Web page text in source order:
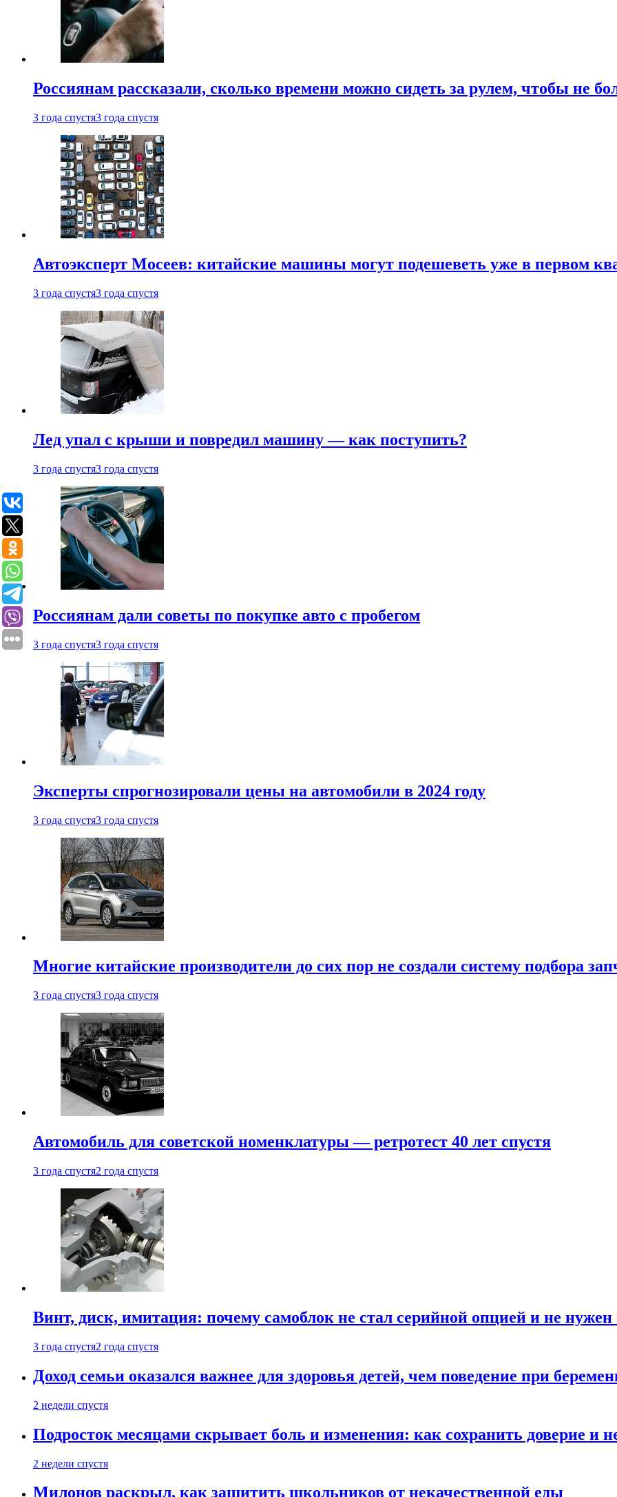
Россиянам рассказали, сколько времени можно сидеть за рулем, чтобы не
3 года спустя3 года спустя
Автоэксперт Мосеев: китайские машины могут подешеветь уже в первом
3 года спустя3 года спустя
Лед упал с крыши и повредил машину — как поступить?
3 года спустя3 года спустя
Россиянам дали советы по покупке авто с пробегом
3 года спустя3 года спустя
Эксперты спрогнозировали цены на автомобили в 2024 году
3 года спустя3 года спустя
Многие китайские производители до сих пор не создали систему подбора
3 года спустя3 года спустя
Автомобиль для советской номенклатуры — ретротест 40 лет спустя
3 года спустя2 года спустя
Винт, диск, имитация: почему самоблок не стал серийной опцией и не
3 года спустя2 года спустя
Доход семьи оказался важнее для здоровья детей, чем поведение при
2 недели спустя
Подросток месяцами скрывает боль и изменения: как сохранить доверие и
2 недели спустя
Милонов раскрыл, как защитить школьников от некачественной еды